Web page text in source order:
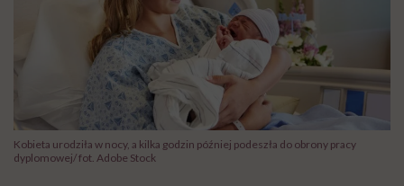
Kobieta urodziła w nocy, a kilka godzin później podeszła do obrony pracy
dyplomowej/ fot. Adobe Stock